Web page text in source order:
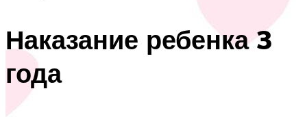
Наказание ребенка 3
года